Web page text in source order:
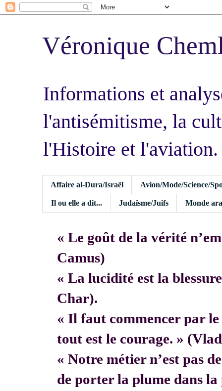
Véronique
Informations et
l'antisémitisme, la
l'Histoire et l'aviation.
Affaire al-Dura/Israël Avion/Mode/Science/
Il ou elle a dit... Judaïsme/Juifs Monde
« Le goût de la vérité
Camus)
« La lucidité est la
Char).
« Il faut commencer par le
tout est le courage. »
« Notre métier n’est pas
de porter la plume dans